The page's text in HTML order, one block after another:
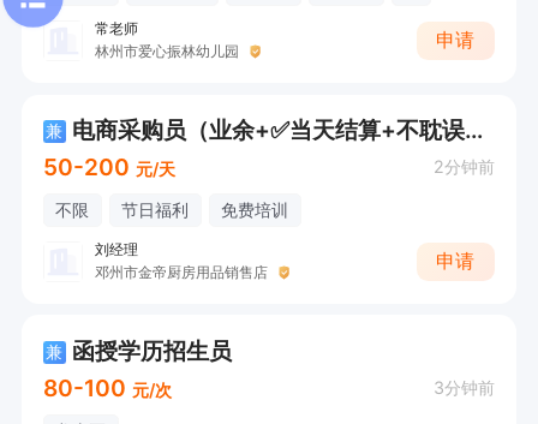
常老师
林州市爱心振林幼儿园
申请
兼
电商采购员（业余+✅当天结算+不耽误接送孩子）
50-200 元/天 2分钟前
不限 节日福利 免费培训
刘经理
邓州市金帝厨房用品销售店
申请
兼 函授学历招生员
80-100 元/次 3分钟前